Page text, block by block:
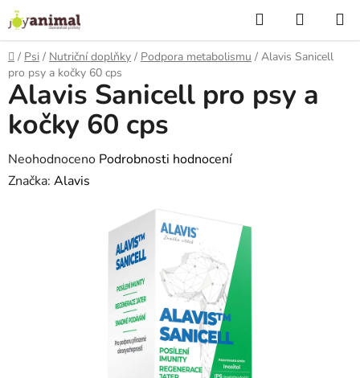
Přejít
na
obsah
Hledat
KOŠÍK
Domů
/ Psi / Nutriční doplňky / Podpora metabolismu / Alavis Sanicell
pro psy a kočky 60 cps
Alavis Sanicell pro psy a
kočky 60 cps
Průměrné
hodnocení
Neohodnoceno Podrobnosti hodnocení
Značka: Alavis